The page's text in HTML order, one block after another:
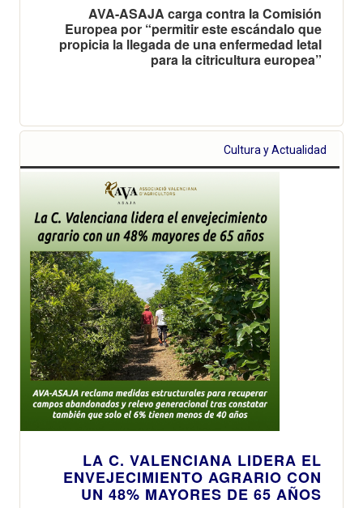
AVA-ASAJA carga contra la Comisión
Europea por “permitir este escándalo que
propicia la llegada de una enfermedad letal
para la citricultura europea”
Cultura y Actualidad
LA C. VALENCIANA LIDERA EL
ENVEJECIMIENTO AGRARIO CON
UN 48% MAYORES DE 65 AÑOS